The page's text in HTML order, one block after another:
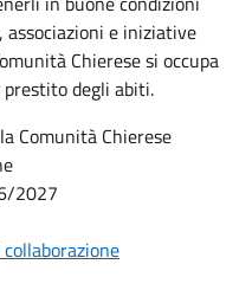
e iniziative
Chierese si occupa
degli abiti.
Comunità Chierese
2027